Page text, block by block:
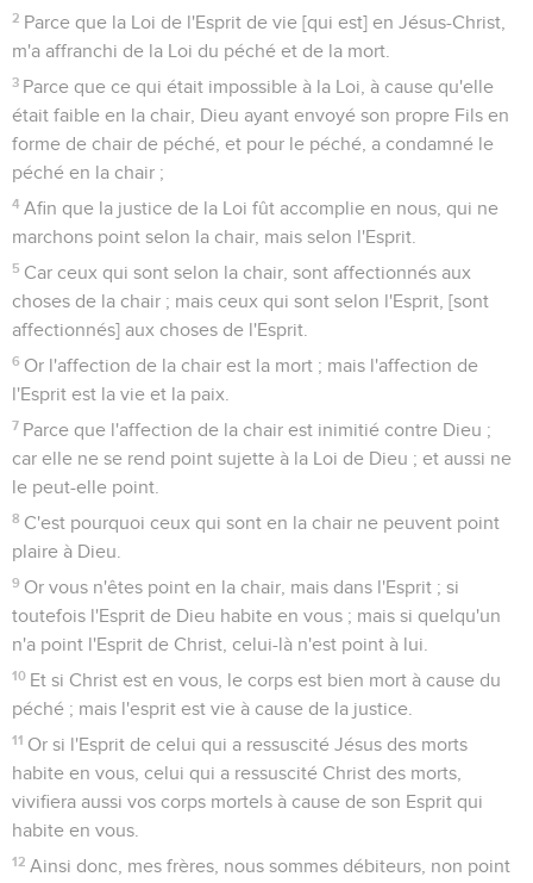
2 Parce que la Loi de l'Esprit de vie [qui est] en Jésus-Christ,
m'a affranchi de la Loi du péché et de la mort.
3 Parce que ce qui était impossible à la Loi, à cause qu'elle
était faible en la chair, Dieu ayant envoyé son propre Fils en
forme de chair de péché, et pour le péché, a condamné le
péché en la chair ;
4 Afin que la justice de la Loi fût accomplie en nous, qui ne
marchons point selon la chair, mais selon l'Esprit.
5 Car ceux qui sont selon la chair, sont affectionnés aux
choses de la chair ; mais ceux qui sont selon l'Esprit, [sont
affectionnés] aux choses de l'Esprit.
6 Or l'affection de la chair est la mort ; mais l'affection de
l'Esprit est la vie et la paix.
7 Parce que l'affection de la chair est inimitié contre Dieu ;
car elle ne se rend point sujette à la Loi de Dieu ; et aussi ne
le peut-elle point.
8 C'est pourquoi ceux qui sont en la chair ne peuvent point
plaire à Dieu.
9 Or vous n'êtes point en la chair, mais dans l'Esprit ; si
toutefois l'Esprit de Dieu habite en vous ; mais si quelqu'un
n'a point l'Esprit de Christ, celui-là n'est point à lui.
10 Et si Christ est en vous, le corps est bien mort à cause du
péché ; mais l'esprit est vie à cause de la justice.
11 Or si l'Esprit de celui qui a ressuscité Jésus des morts
habite en vous, celui qui a ressuscité Christ des morts,
vivifiera aussi vos corps mortels à cause de son Esprit qui
habite en vous.
12 Ainsi donc, mes frères, nous sommes débiteurs, non point